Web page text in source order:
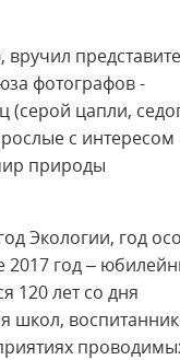
вручил
фотографов -
(серой цапли,
с интересом
природы
Экологии, год
2017 год –
120 лет со дня
школ,